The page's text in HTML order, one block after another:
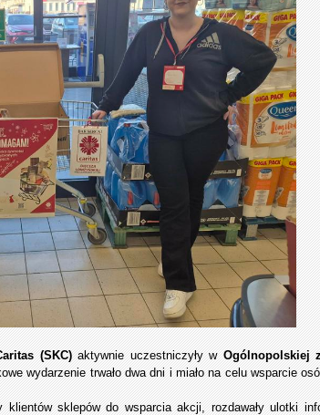
(SKC)aktywnie uczestniczyły w Ogólnopolskiej
wydarzenie trwało dwa dni i miało na celu wsparcie
sklepów do wsparcia akcji, rozdawały ulotki